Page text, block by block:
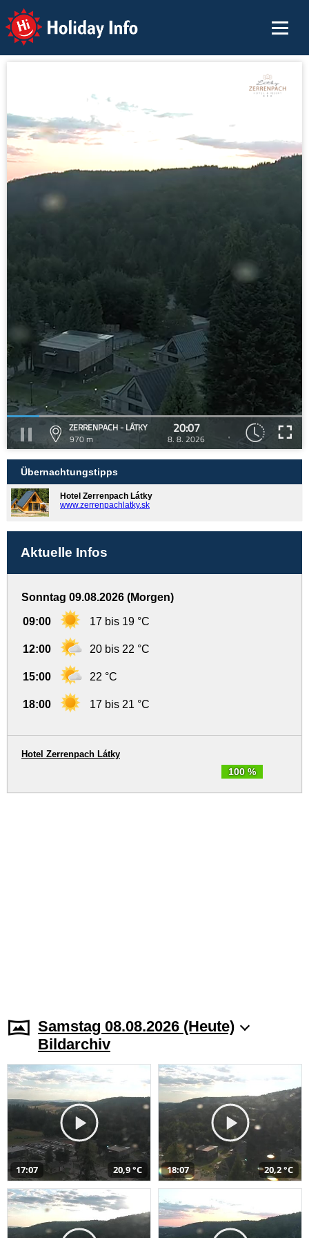
Holiday Info
ZERRENPACH - LÁTKY
970 m
20:07
8. 8. 2026
Übernachtungstipps
Hotel Zerrenpach Látky
www.zerrenpachlatky.sk
Aktuelle Infos
Sonntag 09.08.2026 (Morgen)
09:00 17 bis 19 °C
12:00 20 bis 22 °C
15:00 22 °C
18:00 17 bis 21 °C
100 %
Hotel Zerrenpach Látky
Samstag 08.08.2026 (Heute)
Bildarchiv
17:07 20,9 °C 18:07 20,2 °C